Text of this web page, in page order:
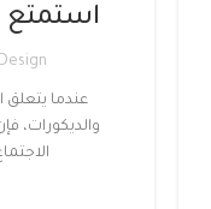
استمتع
عندما يتعلق
والديكورات،